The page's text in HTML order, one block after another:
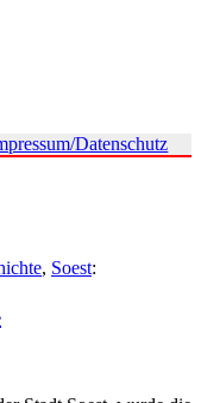
Datenschutz
, Soest: